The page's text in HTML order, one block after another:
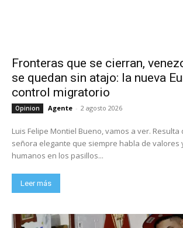
Fronteras que se cierran,
se quedan sin atajo: la nueva
control migratorio
Opinion Agente - 2 agosto 2026
Luis Felipe Montiel Bueno, vamos a ver. Resulta que Europa, esa
señora elegante que siempre habla de valores
humanos en los pasillos...
Leer más